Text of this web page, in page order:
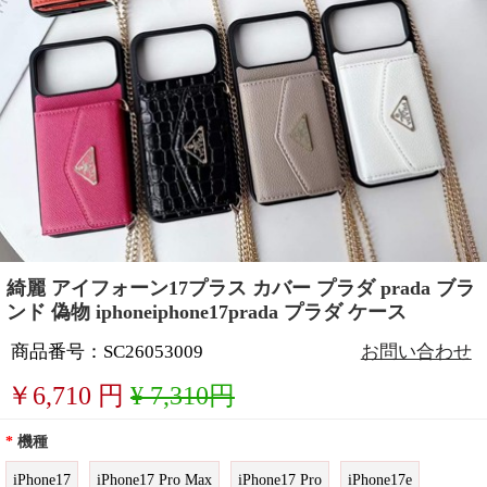
綺麗 アイフォーン17プラス カバー プラダ prada ブラ
ンド 偽物 iphoneiphone17prada プラダ ケース
商品番号：SC26053009 お問い合わせ
￥ 6,710 円 ¥ 7,310円
* 機種
iPhone17 iPhone17 Pro Max iPhone17 Pro iPhone17e